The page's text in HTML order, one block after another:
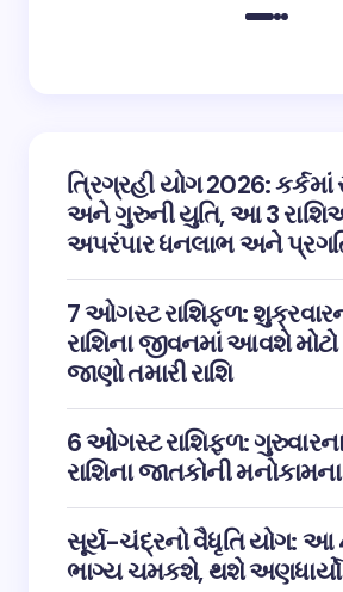
ત્રિગ્રહી યોગ 2026:
અને ગુરુની યુતિ, આ 3
અપરંપાર ધનલાભ અને
7 ઓગસ્ટ રાશિફળ:
રાશિના જીવનમાં આવશે
જાણો તમારી રાશિ
6 ઓગસ્ટ રાશિફળ:
રાશિના જાતકોની
સૂર્ય-ચંદ્રનો વૈધૃતિ યોગ: આ
ભાગ્ય ચમકશે, થશે